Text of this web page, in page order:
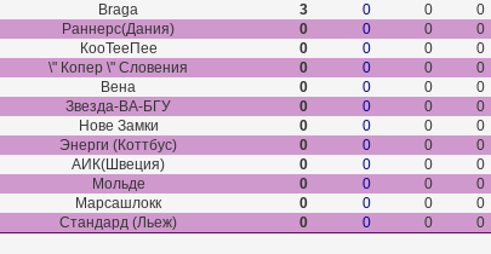
Braga 3 0 0 0
Раннерс(Дания) 0 0 0 0
КооТееПее 0 0 0 0
\" Копер \" Словения 0 0 0 0
Вена 0 0 0 0
Звезда-ВА-БГУ 0 0 0 0
Нове Замки 0 0 0 0
Энерги (Коттбус) 0 0 0 0
АИК(Швеция) 0 0 0 0
Мольде 0 0 0 0
Марсашлокк 0 0 0 0
Стандард (Льеж) 0 0 0 0